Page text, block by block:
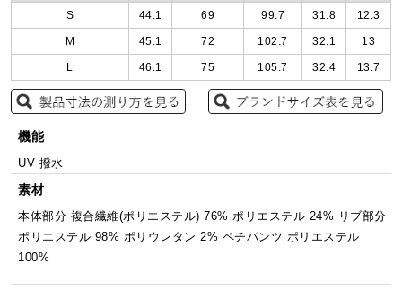
S 44.1 69 99.7 31.8 12.3
M 45.1 72 102.7 32.1 13
L 46.1 75 105.7 32.4 13.7
機能
UV 撥水
素材
本体部分 複合繊維(ポリエステル) 76% ポリエステル 24% リブ部分
ポリエステル 98% ポリウレタン 2% ペチパンツ ポリエステル
100%